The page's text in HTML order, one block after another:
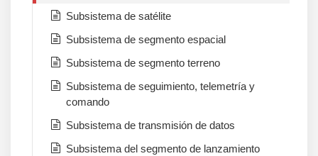
Subsistema de satélite
Subsistema de segmento espacial
Subsistema de segmento terreno
Subsistema de seguimiento, telemetría y
comando
Subsistema de transmisión de datos
Subsistema del segmento de lanzamiento